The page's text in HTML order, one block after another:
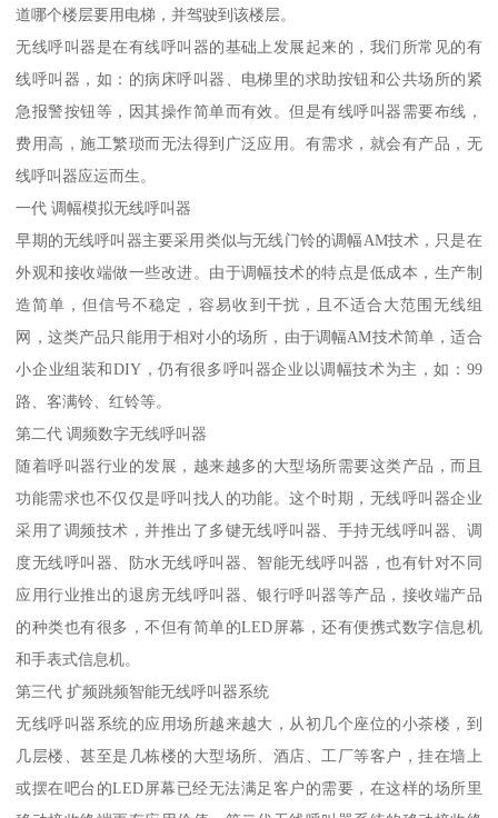
道哪个楼层要用电梯，并驾驶到该楼层。
无线呼叫器是在有线呼叫器的基础上发展起来的，我们所常见的有
线呼叫器，如：的病床呼叫器、电梯里的求助按钮和公共场所的紧
急报警按钮等，因其操作简单而有效。但是有线呼叫器需要布线，
费用高，施工繁琐而无法得到广泛应用。有需求，就会有产品，无
线呼叫器应运而生。
一代 调幅模拟无线呼叫器
早期的无线呼叫器主要采用类似与无线门铃的调幅AM技术，只是在
外观和接收端做一些改进。由于调幅技术的特点是低成本，生产制
造简单，但信号不稳定，容易收到干扰，且不适合大范围无线组
网，这类产品只能用于相对小的场所，由于调幅AM技术简单，适合
小企业组装和DIY，仍有很多呼叫器企业以调幅技术为主，如：99
路、客满铃、红铃等。
第二代 调频数字无线呼叫器
随着呼叫器行业的发展，越来越多的大型场所需要这类产品，而且
功能需求也不仅仅是呼叫找人的功能。这个时期，无线呼叫器企业
采用了调频技术，并推出了多键无线呼叫器、手持无线呼叫器、调
度无线呼叫器、防水无线呼叫器、智能无线呼叫器，也有针对不同
应用行业推出的退房无线呼叫器、银行呼叫器等产品，接收端产品
的种类也有很多，不但有简单的LED屏幕，还有便携式数字信息机
和手表式信息机。
第三代 扩频跳频智能无线呼叫器系统
无线呼叫器系统的应用场所越来越大，从初几个座位的小茶楼，到
几层楼、甚至是几栋楼的大型场所、酒店、工厂等客户，挂在墙上
或摆在吧台的LED屏幕已经无法满足客户的需要，在这样的场所里